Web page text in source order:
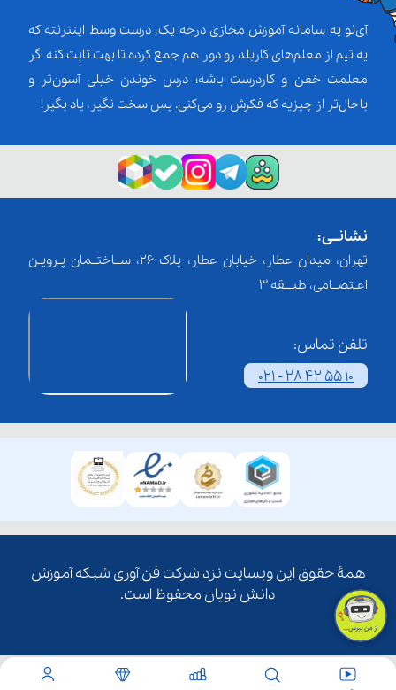
آی‌نو یه سامانه آموزش مجازی درجه یک، درست وسط اینترنته که
یه تیم از معلم‌‌های کاربلد رو دور هم جمع کرده تا بهت ثابت کنه اگر
معلمت خفن و کاردرست باشه؛ درس خوندن خیلی آسون‌تر و
باحال‌تر از چیزیه که فکرش رو می‌کنی. پس سخت نگیر، یاد بگیر!
نشانــی:
تهران، میدان عطار، خیابان عطار، پلاک 26، ســاختــمان پـرویـن
اعـتصــامی، طبـــقه 3
تلفن تماس:
021 - 28 42 55 10
همۀ حقوق این وبسایت نزد شرکت فن آوری شبکه آموزش
دانش نویان محفوظ است.